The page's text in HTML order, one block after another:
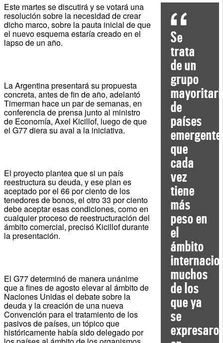
Se
trata
de un
grupo
de
países
que
cada
vez
tiene
más
peso en
el
ámbito
muchos
de los
que ya
se
Este martes se discutirá y se votará una
resolución sobre la necesidad de crear
dicho marco, sobre la pauta inicial de que
el nuevo esquema estaría creado en el
lapso de un año.
La Argentina presentará su propuesta
concreta, antes de fin de año, adelantó
Timerman hace un par de semanas, en
conferencia de prensa junto al ministro
de Economía, Axel Kicillof, luego de que
el G77 diera su aval a la iniciativa.
El proyecto plantea que si un país
reestructura su deuda, y ese plan es
aceptado por el 66 por ciento de los
tenedores de bonos, el otro 33 por ciento
debe aceptar esas condiciones, como en
cualquier proceso de reestructuración del
ámbito comercial, precisó Kicillof durante
la presentación.
El G77 determinó de manera unánime
que a fines de agosto elevar al ámbito de
Naciones Unidas el debate sobre la
deuda y la creación de una nueva
Convención para el tratamiento de los
pasivos de países, un tópico que
históricamente había sido delegado por